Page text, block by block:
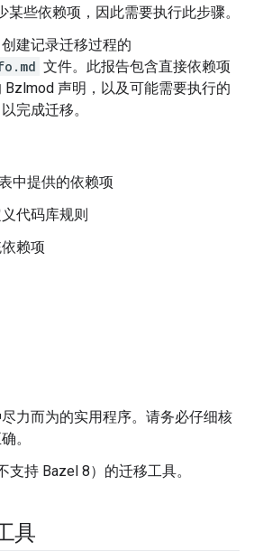
某些依赖项，因此需要执行此步骤。
创建记录迁移过程的
文件。此报告包含直接依赖项
Bzlmod 声明，以及可能需要执行的
完成迁移。
中提供的依赖项
代码库规则
赖项
力而为的实用程序。请务必仔细核
。
支持 Bazel 8）的迁移工具。
具